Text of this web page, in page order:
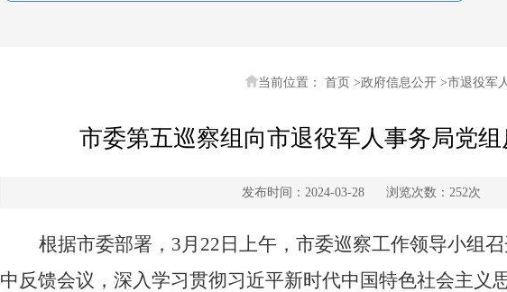
当前位置： 首页 >政府信息公开 >市退役军
市委第五巡察组向市退役军人事务局党
发布时间：2024-03-28 浏览次数： 252次
根据市委部署， 3月22日上午，市委巡察工作领导小组
中反馈会议，深入学习贯彻习近平新时代中国特色社会主义